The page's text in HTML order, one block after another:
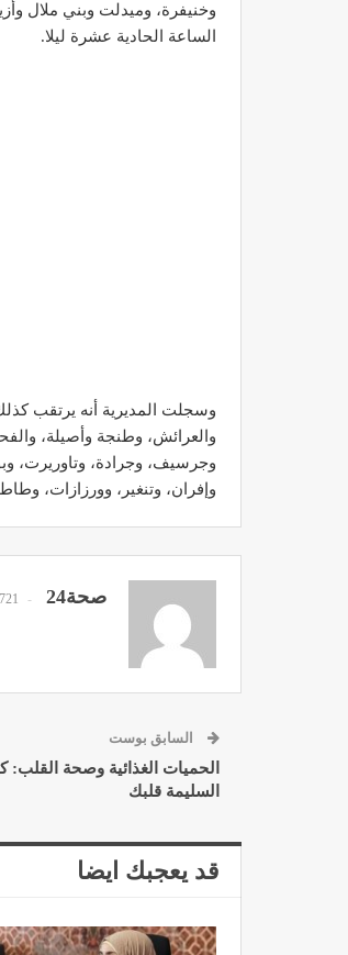
وخنيفرة، وميدلت وبني ملال
الساعة الحادية عشرة ليلا.
والعرائش، وطنجة وأصيلة،
وجرسيف، وجرادة، وتاوريرت،
وإفران، وتنغير، وورزازات،
صحة24 1721
السابق بوست
الحميات الغذائية وصحة القلب:
السليمة قلبك
قد يعجبك ايضا
مصحة